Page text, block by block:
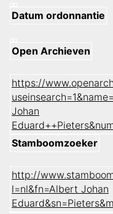
Datum ordonnantie
Open Archieven
https://
Johan
Stamboomzoeker
http://
l=nl&fn=Albert Johan